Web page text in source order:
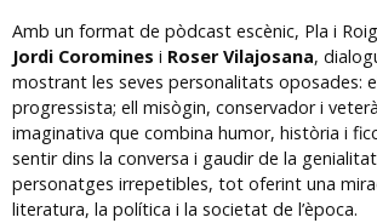
Amb un format de pòdcast escènic, Pla i
Jordi Coromines i Roser Vilajosana,
mostrant les seves personalitats oposades:
progressista; ell misògin, conservador i
imaginativa que combina humor, història i
sentir dins la conversa i gaudir de la
personatges irrepetibles, tot oferint una
literatura, la política i la societat de l’època.